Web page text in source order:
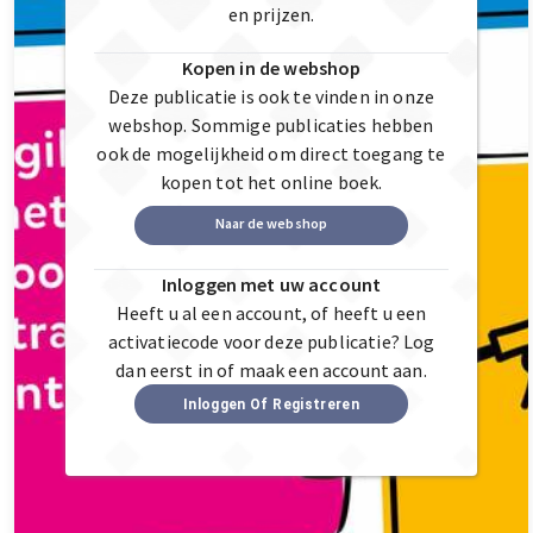
en prijzen.
Kopen in de webshop
Deze publicatie is ook te vinden in onze
webshop. Sommige publicaties hebben
ook de mogelijkheid om direct toegang te
kopen tot het online boek.
Naar de webshop
Inloggen met uw account
Heeft u al een account, of heeft u een
activatiecode voor deze publicatie? Log
dan eerst in of maak een account aan.
Inloggen Of Registreren